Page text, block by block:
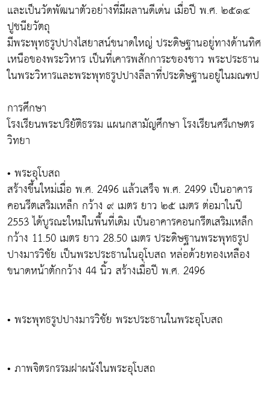
และเป็นวัดพัฒนาตัวอย่างที่มีผลานดีเด่น เมื่อปี พ.ศ. ๒๕๑๔
ปูชนียวัตถุ
มีพระพุทธรูปปางไสยาสน์ขนาดใหญ่ ประดิษฐานอยู่ทางด้านทิศ
เหนือของพระวิหาร เป็นที่เคารพสักการะของชาว พระประธาน
ในพระวิหารและพระพุทธรูปปางลีลาที่ประดิษฐานอยู่ในมณฑป
การศึกษา
โรงเรียนพระปริยัติธรรม แผนกสามัญศึกษา โรงเรียนศรีเกษตร
วิทยา
• พระอุโบสถ
สร้างขึ้นใหม่เมื่อ พ.ศ. 2496 แล้วเสร็จ พ.ศ. 2499 เป็นอาคาร
คอนรีตเสริมเหล็ก กว้าง ๙ เมตร ยาว ๒๕ เมตร ต่อมาในปี
2553 ได้บูรณะใหม่ในพื้นที่เดิม เป็นอาคารคอนกรีตเสริมเหล็ก
กว้าง 11.50 เมตร ยาว 28.50 เมตร ประดิษฐานพระพุทธรูป
ปางมารวิชัย เป็นพระประธานในอุโบสถ หล่อด้วยทองเหลือง
ขนาดหน้าตักกว้าง 44 นิ้ว สร้างเมื่อปี พ.ศ. 2496
• พระพุทธรูปปางมารวิชัย พระประธานในพระอุโบสถ
• ภาพจิตรกรรมฝาผนังในพระอุโบสถ